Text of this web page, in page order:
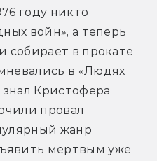
году никто
войн», а теперь
собирает в прокате
в «Людях
знал Кристофера
провал
жанр
мертвым уже